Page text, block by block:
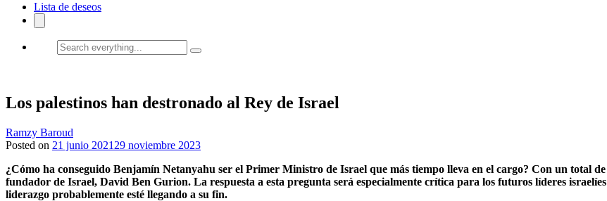
Lista de deseos
Search
everything...
Los palestinos han destronado al Rey de Israel
Ramzy Baroud
Posted on 21 junio 2021 29 noviembre 2023
¿Cómo ha conseguido Benjamín Netanyahu ser el Primer Ministro de Israel que más tiempo lleva en el cargo? Con un total de
fundador de Israel, David Ben Gurion. La respuesta a esta pregunta será especialmente crítica para los futuros líderes
liderazgo probablemente esté llegando a su fin.